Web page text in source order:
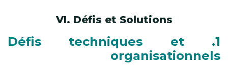
VI. Défis et Solutions
1. Défis techniques et
organisationnels